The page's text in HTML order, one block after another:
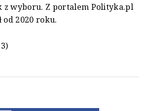
z wyboru. Z portalem Polityka.pl
od 2020 roku.